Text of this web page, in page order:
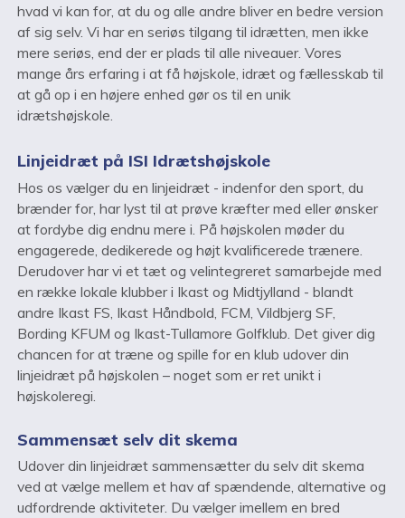
hvad vi kan for, at du og alle andre bliver en bedre version
af sig selv. Vi har en seriøs tilgang til idrætten, men ikke
mere seriøs, end der er plads til alle niveauer. Vores
mange års erfaring i at få højskole, idræt og fællesskab til
at gå op i en højere enhed gør os til en unik
idrætshøjskole.
Linjeidræt på ISI Idrætshøjskole
Hos os vælger du en linjeidræt - indenfor den sport, du
brænder for, har lyst til at prøve kræfter med eller ønsker
at fordybe dig endnu mere i. På højskolen møder du
engagerede, dedikerede og højt kvalificerede trænere.
Derudover har vi et tæt og velintegreret samarbejde med
en række lokale klubber i Ikast og Midtjylland - blandt
andre Ikast FS, Ikast Håndbold, FCM, Vildbjerg SF,
Bording KFUM og Ikast-Tullamore Golfklub. Det giver dig
chancen for at træne og spille for en klub udover din
linjeidræt på højskolen – noget som er ret unikt i
højskoleregi.
Sammensæt selv dit skema
Udover din linjeidræt sammensætter du selv dit skema
ved at vælge mellem et hav af spændende, alternative og
udfordrende aktiviteter. Du vælger imellem en bred